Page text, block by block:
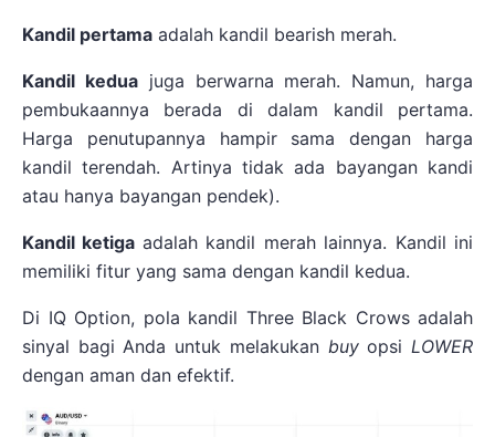
Kandil pertama adalah kandil bearish merah.
Kandil keduajuga berwarna merah. Namun, harga
pembukaannya berada di dalam kandil pertama.
Harga penutupannya hampir sama dengan harga
kandil terendah. Artinya tidak ada bayangan kandi
atau hanya bayangan pendek).
Kandil ketiga adalah kandil merah lainnya. Kandil ini
memiliki fitur yang sama dengan kandil kedua.
Di IQ Option, pola kandil Three Black Crows adalah
sinyal bagi Anda untuk melakukanbuyopsi LOWER
dengan aman dan efektif.